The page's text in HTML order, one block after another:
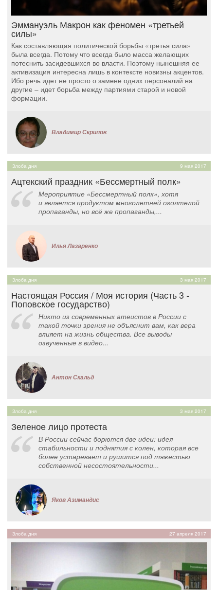
Эммануэль Макрон как феномен «третьей
силы»
Как составляющая политической борьбы «третья сила»
была всегда. Потому что всегда было масса желающих
потеснить засидевшихся во власти. Поэтому нынешняя ее
активизация интересна лишь в контексте новизны акцентов.
Ибо речь идет не просто о замене одних персоналий на
другие – идет борьба между партиями старой и новой
формации.
Владимир Скрипов
Злоба дня 9 мая 2017
Ацтекский праздник «Бессмертный полк»
Мероприятие «Бессмертный полк», хотя
и является продуктом многолетней оголтелой
пропаганды, но всё же пропаганды,...
Илья Лазаренко
Злоба дня 3 мая 2017
Настоящая Россия / Моя история (Часть 3 -
Поповское государство)
Никто из современных атеистов в России с
такой точки зрения не объяснит вам, как вера
влияет на жизнь общества. Все выводы
озвученные в видео...
Антон Скальд
Злоба дня 3 мая 2017
Зеленое лицо протеста
В России сейчас борются две идеи: идея
стабильности и поднятия с колен, которая все
более устаревает и рушится под тяжестью
собственной несостоятельности...
Яков Азимандис
Злоба дня 27 апреля 2017